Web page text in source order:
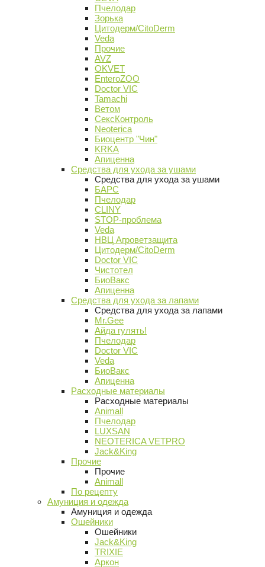
Пчелодар
Зорька
Цитодерм/CitoDerm
Veda
Прочие
AVZ
OKVET
EnteroZOO
Doctor VIC
Tamachi
Ветом
СексКонтроль
Neoterica
Биоцентр "Чин"
KRKA
Апиценна
Средства для ухода за ушами
Средства для ухода за ушами
БАРС
Пчелодар
CLINY
STOP-проблема
Veda
НВЦ Агроветзащита
Цитодерм/CitoDerm
Doctor VIC
Чистотел
БиоВакс
Апиценна
Средства для ухода за лапами
Средства для ухода за лапами
Mr.Gee
Айда гулять!
Пчелодар
Doctor VIC
Veda
БиоВакс
Апиценна
Расходные материалы
Расходные материалы
Animall
Пчелодар
LUXSAN
NEOTERICA VETPRO
Jack&King
Прочие
Прочие
Animall
По рецепту
Амуниция и одежда
Амуниция и одежда
Ошейники
Ошейники
Jack&King
TRIXIE
Аркон